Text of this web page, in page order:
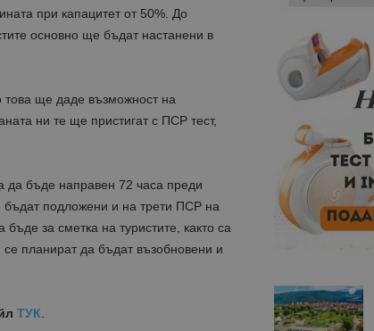
при капацитет от 50%. До
основно ще бъдат настанени в
това ще даде възможност на
ни те ще пристигат с ПСР тест,
да бъде направен 72 часа преди
бъдат подложени и на трети ПСР на
за сметка на туристите, както са
планират да бъдат възобновени и
ТУК